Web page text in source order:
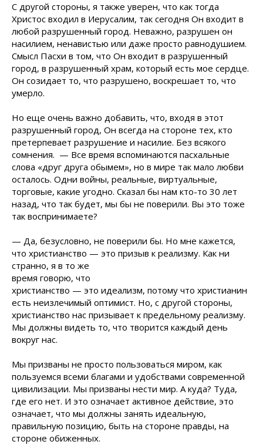
С другой стороны, я также уверен, что как тогда
Христос входил в Иерусалим, так сегодня Он входит в
любой разрушенный город. Неважно, разрушен он
насилием, ненавистью или даже просто равнодушием.
Смысл Пасхи в том, что Он входит в разрушенный
город, в разрушенный храм, который есть мое сердце.
Он созидает то, что разрушено, воскрешает то, что
умерло.
Но еще очень важно добавить, что, входя в этот
разрушенный город, Он всегда на стороне тех, кто
претерпевает разрушение и насилие. Без всякого
сомнения. — Все время вспоминаются пасхальные
слова «друг друга обымем», но в мире так мало любви
осталось. Одни войны, реальные, виртуальные,
торговые, какие угодно. Сказал бы нам кто-то 30 лет
назад, что так будет, мы бы не поверили. Вы это тоже
так воспринимаете?
— Да, безусловно, не поверили бы. Но мне кажется,
что христианство — это призыв к реализму. Как ни
странно, я в то же
время говорю, что
христианство — это идеализм, потому что христианин
есть неизлечимый оптимист. Но, с другой стороны,
христианство нас призывает к предельному реализму.
Мы должны видеть то, что творится каждый день
вокруг нас.
Мы призваны не просто пользоваться миром, как
пользуемся всеми благами и удобствами современной
цивилизации. Мы призваны нести мир. А куда? Туда,
где его нет. И это означает активное действие, это
означает, что мы должны занять идеальную,
правильную позицию, быть на стороне правды, на
стороне обиженных.